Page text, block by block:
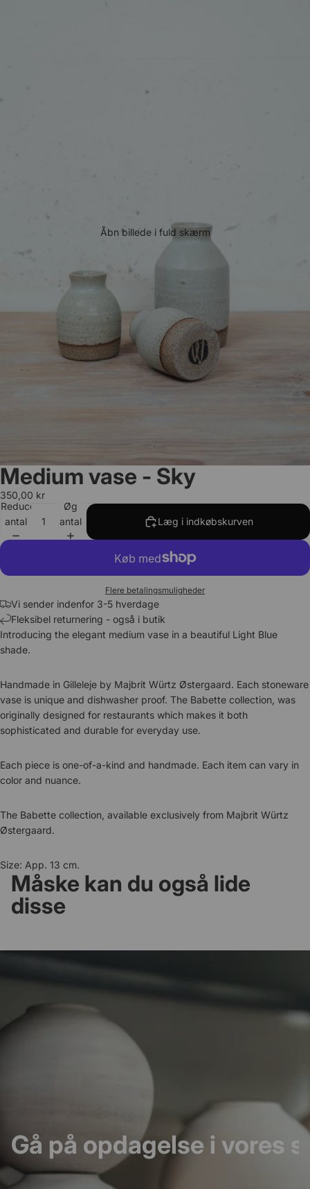
Åbn billede i fuld skærm
Medium vase - Sky
350,00 kr
Reducer
antal
Øg
antal
Læg i indkøbskurven
Flere betalingsmuligheder
Vi sender indenfor 3-5 hverdage
Fleksibel returnering - også i butik
Introducing the elegant medium vase in a beautiful Light Blue
shade.
Handmade in Gilleleje by Majbrit Würtz Østergaard. Each stoneware
vase is unique and dishwasher proof. The Babette collection, was
originally designed for restaurants which makes it both
sophisticated and durable for everyday use.
Each piece is one-of-a-kind and handmade. Each item can vary in
color and nuance.
The Babette collection, available exclusively from Majbrit Würtz
Østergaard.
Size: App. 13 cm.
Måske kan du også lide
disse
Gå på opdagelse i vores